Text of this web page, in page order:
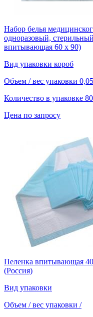
Набор белья
одноразовый,
впитывающая 60 х 90)
Вид упаковки короб
Объем / вес упаковки
Количество в упаковке
Цена по запросу
Пеленка впитывающая
(Россия)
Вид упаковки
Объем / вес упаковки /